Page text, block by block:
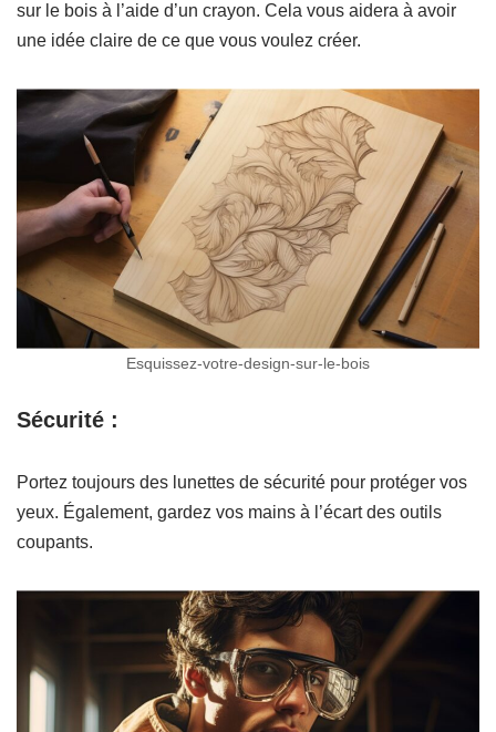
sur le bois à l’aide d’un crayon. Cela vous aidera à avoir
une idée claire de ce que vous voulez créer.
Esquissez-votre-design-sur-le-bois
Sécurité :
Portez toujours des lunettes de sécurité pour protéger vos
yeux. Également, gardez vos mains à l’écart des outils
coupants.